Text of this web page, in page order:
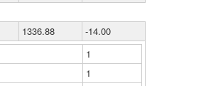
1336.88
-14.00
1
1